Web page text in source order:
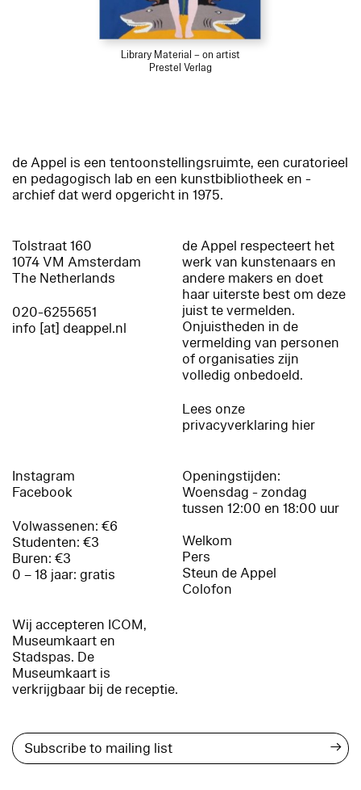
Library Material – on artist
Prestel Verlag
de Appel is een tentoonstellingsruimte, een curatorieel
en pedagogisch lab en een kunstbibliotheek en -
archief dat werd opgericht in 1975.
Tolstraat 160
1074 VM Amsterdam
The Netherlands
020-6255651
info [at] deappel.nl
de Appel respecteert het
werk van kunstenaars en
andere makers en doet
haar uiterste best om deze
juist te vermelden.
Onjuistheden in de
vermelding van personen
of organisaties zijn
volledig onbedoeld.
Lees onze
privacyverklaring hier
Instagram
Facebook
Volwassenen: €6
Studenten: €3
Buren: €3
0 – 18 jaar: gratis
Wij accepteren ICOM,
Museumkaart en
Stadspas. De
Museumkaart is
verkrijgbaar bij de receptie.
Openingstijden:
Woensdag - zondag
tussen 12:00 en 18:00 uur
Welkom
Pers
Steun de Appel
Colofon
→